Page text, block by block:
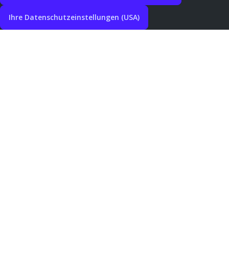
Ihre Datenschutzeinstellungen (USA)